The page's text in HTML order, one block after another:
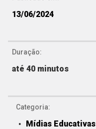
13/06/2024
Duração:
até 40 minutos
Categoria:
Mídias Educativas